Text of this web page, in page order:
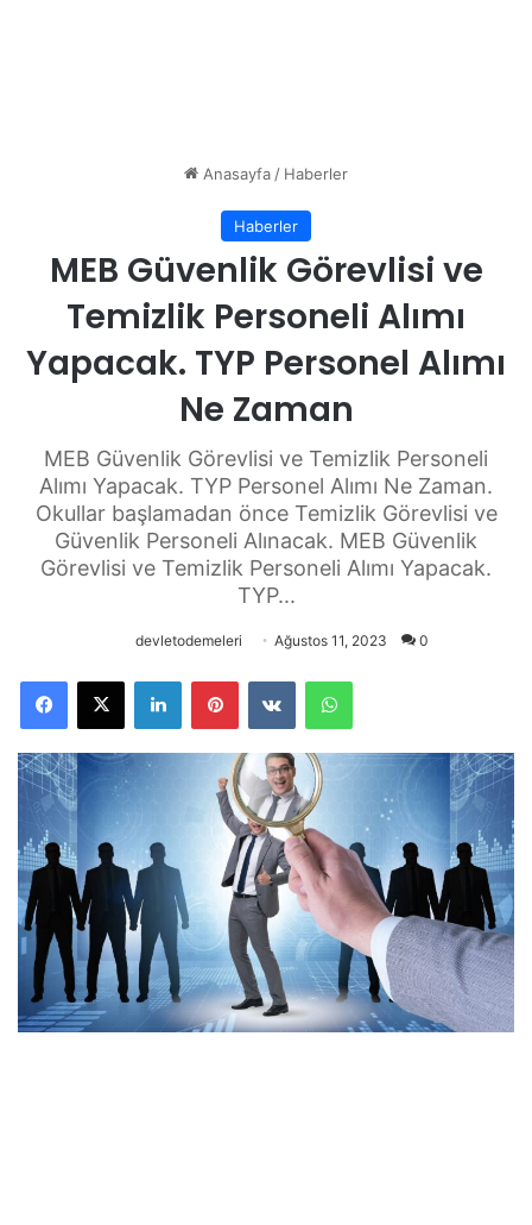
Anasayfa/ Haberler
Haberler
MEB Güvenlik Görevlisi ve
Temizlik Personeli Alımı
Yapacak. TYP Personel Alımı
Ne Zaman
MEB Güvenlik Görevlisi ve Temizlik Personeli
Alımı Yapacak. TYP Personel Alımı Ne Zaman.
Okullar başlamadan önce Temizlik Görevlisi ve
Güvenlik Personeli Alınacak. MEB Güvenlik
Görevlisi ve Temizlik Personeli Alımı Yapacak.
TYP...
devletodemeleri Ağustos 11, 2023 0